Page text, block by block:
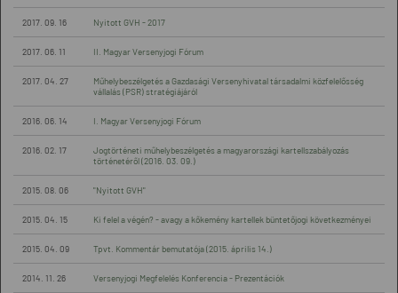
2017. 09. 16 Nyitott GVH - 2017
2017. 06. 11 II. Magyar Versenyjogi Fórum
2017. 04. 27
Műhelybeszélgetés a Gazdasági Versenyhivatal társadalmi közfelelősség
vállalás (PSR) stratégiájáról
2016. 06. 14 I. Magyar Versenyjogi Fórum
2016. 02. 17
Jogtörténeti műhelybeszélgetés a magyarországi kartellszabályozás
történetéről (2016. 03. 09.)
2015. 08. 06 "Nyitott GVH"
2015. 04. 15 Ki felel a végén? - avagy a kőkemény kartellek büntetőjogi következményei
2015. 04. 09 Tpvt. Kommentár bemutatója (2015. április 14.)
2014. 11. 26 Versenyjogi Megfelelés Konferencia - Prezentációk